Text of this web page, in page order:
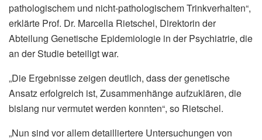
pathologischem und nicht-pathologischem Trinkverhalten“,
erklärte Prof. Dr. Marcella Rietschel, Direktorin der
Abteilung Genetische Epidemiologie in der Psychiatrie, die
an der Studie beteiligt war.
„Die Ergebnisse zeigen deutlich, dass der genetische
Ansatz erfolgreich ist, Zusammenhänge aufzuklären, die
bislang nur vermutet werden konnten“, so Rietschel.
„Nun sind vor allem detailliertere Untersuchungen von